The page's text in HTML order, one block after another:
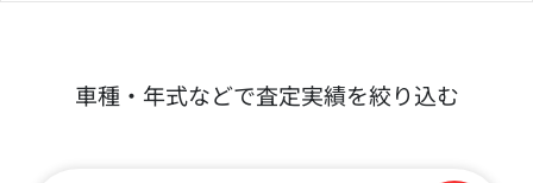
車種・年式などで査定実績を絞り込む